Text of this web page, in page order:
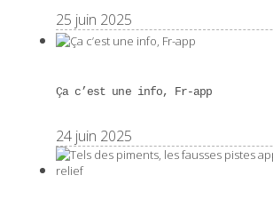
25 juin 2025
Ça c’est une info, Fr-app
24 juin 2025